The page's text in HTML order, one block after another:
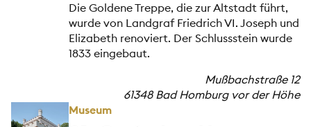
Die Goldene Treppe, die zur Altstadt führt,
wurde von Landgraf Friedrich VI. Joseph und
Elizabeth renoviert. Der Schlussstein wurde
1833 eingebaut.
Mußbachstraße 12
61348 Bad Homburg vor der Höhe
Museum